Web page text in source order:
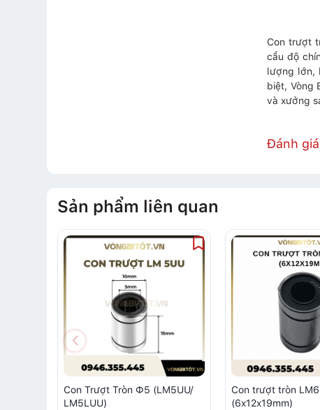
Con trượt
cầu độ
lượng lớn,
biệt, Vòng
và xưởng
Đánh
Sản phẩm liên quan
Con Trượt Tròn Ф5 (LM5UU/
LM5LUU)
Con trượt tròn
(6x12x19mm)